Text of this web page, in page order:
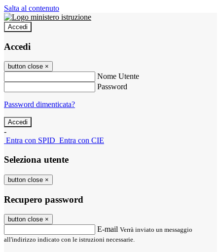
Salta al contenuto
Accedi
Accedi
button close ×
Nome Utente
Password
Password dimenticata?
-
Entra con SPID Entra con CIE
Seleziona utente
button close ×
Recupero password
button close ×
E-mail Verrà inviato un messaggio
all'indirizzo indicato con le istruzioni necessarie.